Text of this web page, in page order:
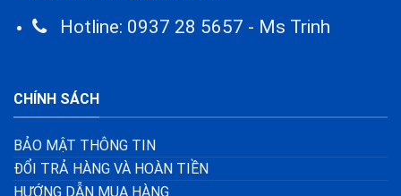
Hotline: 0937 28 5657 - Ms Trinh
CHÍNH SÁCH
BẢO MẬT THÔNG TIN
ĐỔI TRẢ HÀNG VÀ HOÀN TIỀN
HƯỚNG DẪN MUA HÀNG